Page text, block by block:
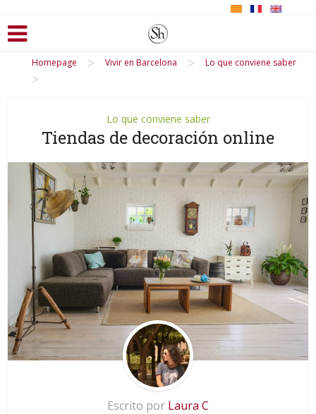
Homepage > Vivir en Barcelona > Lo que conviene saber
>
Lo que conviene saber
Tiendas de decoración online
Escrito por Laura C